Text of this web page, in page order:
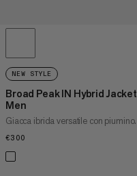
NEW STYLE
Broad Peak IN Hybrid Jacket
Men
Giacca ibrida versatile con piumino.
€300